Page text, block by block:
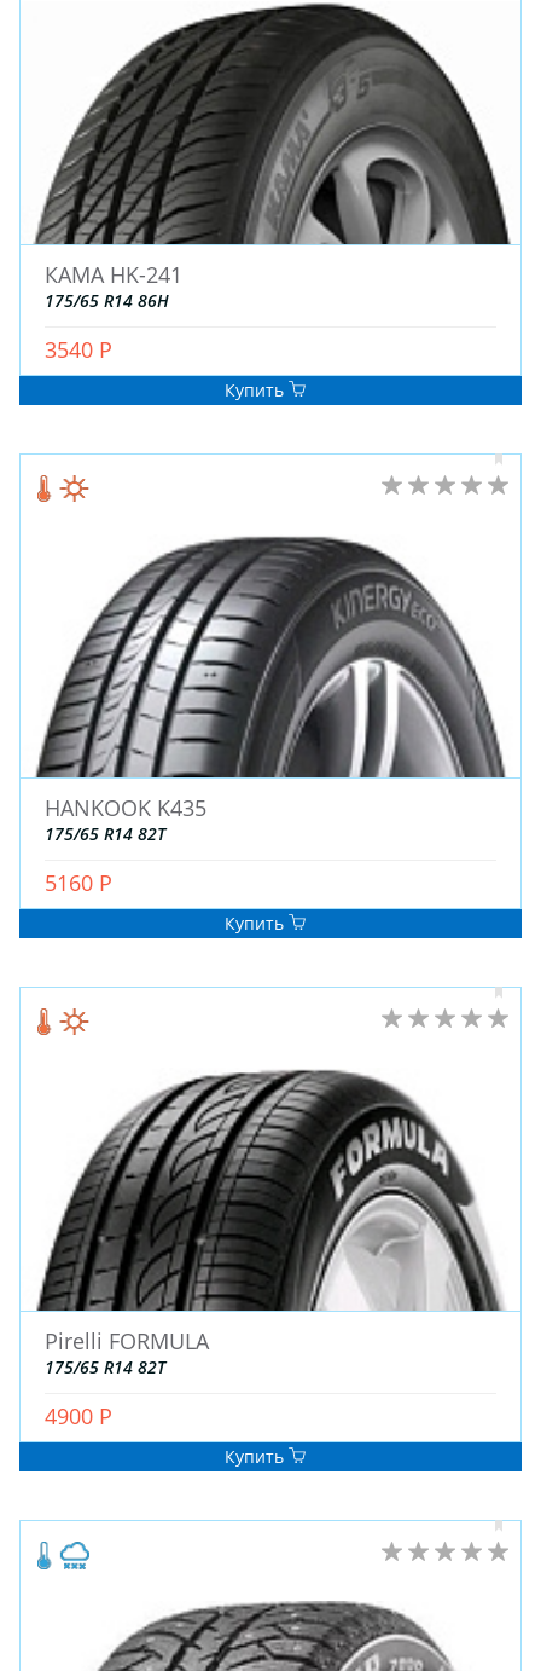
ЛЕТНИЕ
ДЛЯ СПЕЦТЕХНИКИ
ДЛЯ ГРУЗОВЫХ АВТО
ДЛЯ ЛЕГКОВЫХ АВТО
ШИНЫ
ДИСКИ
КАМА HK-241
175/65 R14 86H
3540 Р
Купить
HANKOOK K435
175/65 R14 82T
5160 Р
Купить
Pirelli FORMULA
175/65 R14 82T
4900 Р
Купить